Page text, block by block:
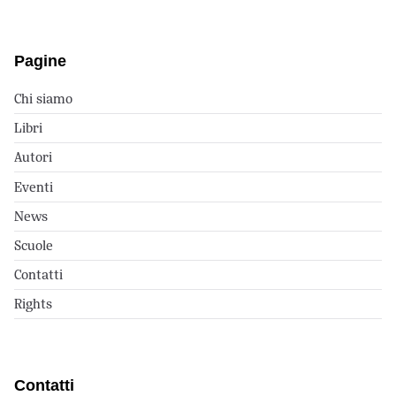
Pagine
Chi siamo
Libri
Autori
Eventi
News
Scuole
Contatti
Rights
Contatti